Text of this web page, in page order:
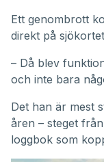
Ett genombrott
direkt på
– Då blev
och inte bara
Det han är mest
åren – steget
loggbok som